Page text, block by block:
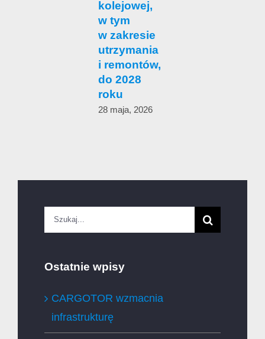
kolejowej,
w tym
w zakresie
utrzymania
i remontów,
do 2028
roku
28 maja, 2026
Szukaj
Ostatnie wpisy
CARGOTOR wzmacnia
infrastrukturę